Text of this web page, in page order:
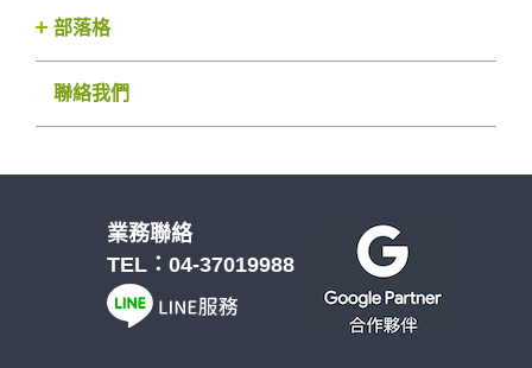
部落格
聯絡我們
業務聯絡
TEL： 04-37019988